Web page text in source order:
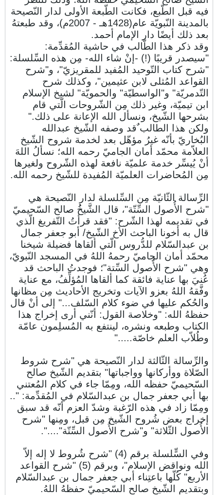
فيه قبل الطّبع، فكانت الطّبعة الأولى لدار النّصيحة
بالمدينة النّبويّة عام(1428هـ - 2007م)، وقد طبعتهُ
بعد ذلك أيضًا دار الإمام أحمد.
وقد ذكر هذا الطّالب في حاشية المُقدِّمة:
"سيصدر قريبًا (!) -إنْ شاء الله- مِن هذه السِّلسلة:
"شرح كتاب التّوحيد المُفيد للمقريزيّ"، و"شرح
القواعد المُثلى لابن عثيمين"، وكذلك شرح
التّدمريّة" و"الواسطيّة" والحمويّة" لشيخ الإسلام
ابن تيميّة، وغير ذلك مِن الشّروحات الّتي قام
بشرحها الشّيخ، ونسأل الله الإعانة على ذلك."
ولكن هذا الطالب ٌقد وصفه الشّيخ عبدالله
البُخاريّ بأنّه غيرُ مؤهّل بعد لخدمة شروح الشّيخ
العلاّمة محمّد أمان الجاميّ رحمه الله؛ نسألُ اللهَ
أنْ يُيسِّر خدمة علميّة نافعة لهذه الشّروح ولغيرها
مِن المُحاضرات العلميّة المُفيدة للشّيخ رحمه الله.
الرِّسالة الثّانيّة مِن السِّلسلة لدار النّصيحة هي
"شرح الأُصول السِّتّة"، قال الشَّيخُُ صالح السّحيميّ
في تقديمه لهذا الشّرح: "فقد قرأتُ التّفريغ الّذي
قال به أخونا الباحث الأخ الشّيخ/ أبو جعفر جمال
بن عبدالسّلام للدُّروس الّتي ألقاها فضيلة شيخنا
محمّد أمان الجاميّ رحمهُ اللهُ في المسجد النّبويّ،
وهي "شرح الأُصول السِّتة"؛ فوجدتُ الباحث قد
عُنيَ بها عناية فائقة كما ألقاها المُؤلِّفُ، مع عناية
وفَّقهُ اللهُ بعزو الآيات وتخريج الأحاديث مِن مظانها
والحُكم عليها في ضوء كلام السّلف..." إلى أنْ قال
حفظهُ الله: "وخلاصة القول: أنّني أرى إخراج هذا
الكتاب وطبعه ونشره، لينتفع به المُسلِمون عامّة
وطُلاّب العلم خاصّة....."
والرِّسالة الثّالثة لدار النّصيحة هي "شرح شروط
الصّلاة ووأركانها وواجباتها" بتقديم الشّيخ صالح
السّحيميّ حفظه الله، ومِمّا جاء في كلام المُعتني
بها أبي جعفر جمال بن عبدالسّلام في المُقدِّمة: "..
ومِمّا زاد في هذه الرّغبة وشدّ العزم أنّه قد سبق
إخراج بعض شُروح الشّيخ مِن قبل، ومِنها "شرح
الأُصول الثّلاثة" و"شرح الأُصول السِّتّة"....".
وفي السٍّلسلة برقم (4) "شرح شُروط لا إله إلاّ
الله ونواقض الإسلام"، وبرقم (5) "شرح القواعد
الأربع" كُلّها باعتِناء أبي جعفر جمال بن عبدالسّلام
وبتقديم الشّيخ صالح السّحيميّ حفظهُ اللهُ.